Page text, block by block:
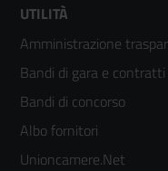
Footer
menù
colonna
2
UTILITÀ
Amministrazione
Bandi di gara e contratti
Bandi di concorso
Albo fornitori
Unioncamere.Net